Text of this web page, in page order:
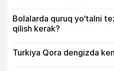
Bolalarda quruq yo‘talni
qilish kerak?
Turkiya Qora dengizda